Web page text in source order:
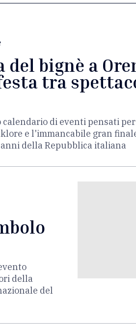
del bignè a
tra
calendario di eventi pensati
e l'immancabile gran
della Repubblica italiana
della
del